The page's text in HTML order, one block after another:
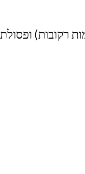
רקובות) ופסולת